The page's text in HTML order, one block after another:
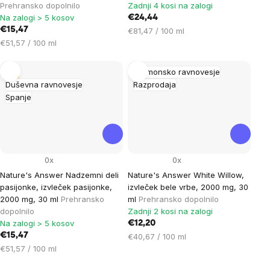
Prehransko dopolnilo
Na zalogi > 5 kosov
€15,47
Cena
€51,57 / 100 ml
Zadnji 4 kosi na zalogi
€24,44
Cena
€81,47 / 100 ml
Duševna ravnovesje
Spanje
Nature's Answer Nadzemni deli
pasijonke, izvleček pasijonke,
2000 mg, 30 ml Prehransko
dopolnilo
0x
Na zalogi > 5 kosov
€15,47
Cena
€51,57 / 100 ml
Hormonsko ravnovesje
Razprodaja
Nature's Answer White Willow,
izvleček bele vrbe, 2000 mg, 30
ml Prehransko dopolnilo
0x
Zadnji 2 kosi na zalogi
€12,20
Cena
€40,67 / 100 ml